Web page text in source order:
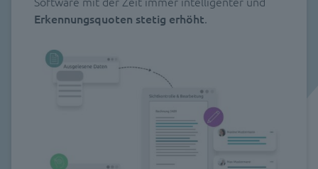
Erkennungsquoten stetig erhöht.